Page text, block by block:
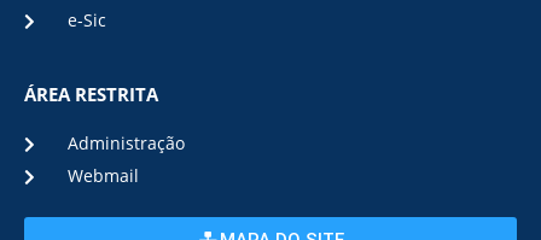
e-Sic
ÁREA RESTRITA
Administração
Webmail